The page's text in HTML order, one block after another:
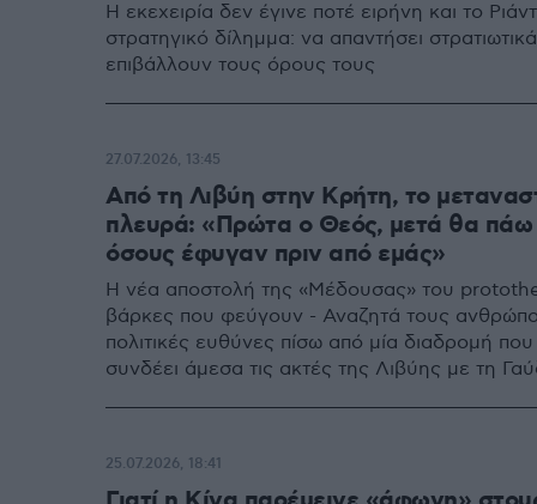
Η εκεχειρία δεν έγινε ποτέ ειρήνη και το
στρατηγικό δίλημμα: να απαντήσει
επιβάλλουν τους όρους τους
Από τη Λιβύη στην Κρήτη, το
πλευρά: «Πρώτα ο Θεός, μετά θα
όσους έφυγαν πριν από εμάς»
Η νέα αποστολή της «Μέδουσας» του
βάρκες που φεύγουν - Αναζητά τους
πολιτικές ευθύνες πίσω από μία διαδρομή που
συνδέει άμεσα τις ακτές της Λιβύης με τη
27.07.2026, 13:45
25.07.2026, 18:41